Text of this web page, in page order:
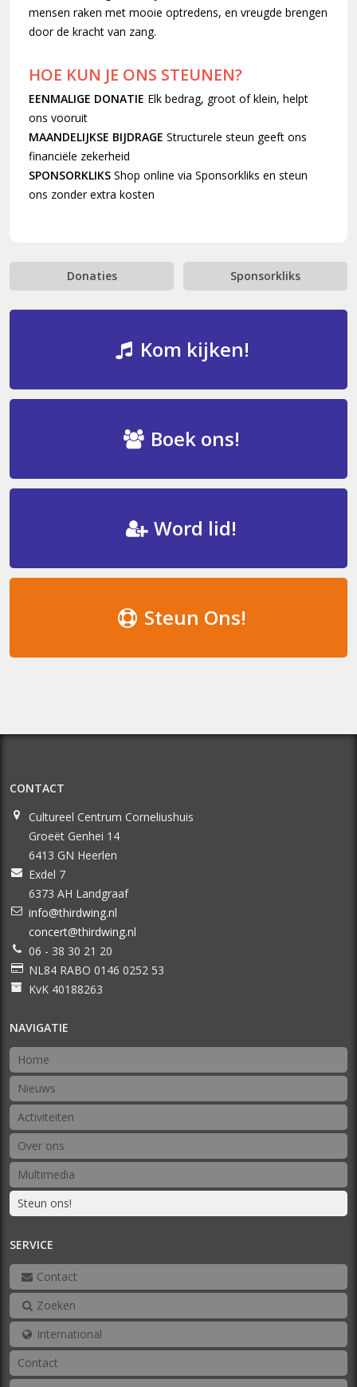
mensen raken met mooie optredens, en vreugde brengen
door de kracht van zang.
HOE KUN JE ONS STEUNEN?
EENMALIGE DONATIE Elk bedrag, groot of klein, helpt
ons vooruit
MAANDELIJKSE BIJDRAGE Structurele steun geeft ons
financiële zekerheid
SPONSORKLIKS Shop online via Sponsorkliks en steun
ons zonder extra kosten
Donaties Sponsorkliks
Kom kijken!
Boek ons!
Word lid!
Steun Ons!
CONTACT
Cultureel Centrum Corneliushuis
Groeët Genhei 14
6413 GN Heerlen
Exdel 7
6373 AH Landgraaf
info@thirdwing.nl
concert@thirdwing.nl
06 - 38 30 21 20
NL84 RABO 0146 0252 53
KvK 40188263
NAVIGATIE
Home
Nieuws
Activiteiten
Over ons
Multimedia
Steun ons!
SERVICE
Contact
Zoeken
International
Contact